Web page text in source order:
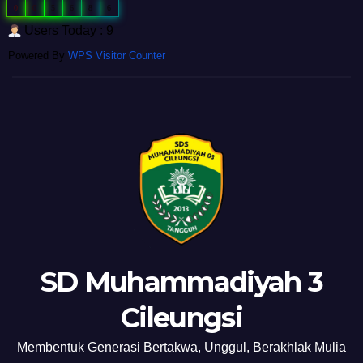
0
Users Today : 9
Powered By WPS Visitor Counter
SD Muhammadiyah 3
Cileungsi
Membentuk Generasi Bertakwa, Unggul, Berakhlak Mulia